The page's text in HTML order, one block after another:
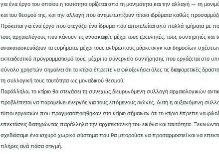
για ένα έργο του οποίου η ταυτότητα ορίζεται από τη μονιμότητα και την αλλαγή — τη
και του θεσμού της, και την αλλαγή που αντιμετωπίζουν τέτοια ιδρύματα καθώς
Πρόκειται για ένα έργο που στεγάζει ένα ίδρυμα που αποτελείται από πολλά τμήματα με
τους αρχαιολόγους που κάνουν τις ανασκαφές μέχρι τους ερευνητές, τους συντηρητές και
ανακατασκευάζουν τα ευρήματα, μέχρι τους ανθρώπους μάρκετινγκ και δημοσίων
εκπαιδευτικό προγραμματισμό τους, μέχρι το συνεργείο συντήρησης που εργάζεται στο
σύνολο χρηστών σημαίνει ότι το κτίριο έπρεπε να φιλοξενήσει όλες τις διαφορετικές
τη συλλογική τους ταυτότητα ως μοναδικού θεσμού.
Παράλληλα, το κτίριο θα στεγάσει τη συνεχώς διευρυνόμενη συλλογή αρχαιολογικών
προβλέπεται να παραμείνει ενεργός για τους επόμενους αιώνες. Αυτή η αυξανόμενη
τύποι εργασιών που πραγματοποιήθηκαν στο κτίριο σήμαιναν ότι το κτίριο έπρεπε να
επεκτάσεις διατηρώντας παράλληλα την αρχιτεκτονική του εικόνα και ταυτότητα.
σχεδιάσαμε ένα ισχυρό χωρικό σύστημα που θα μπορούσε να προσαρμοστεί και να
πλήρες ανά πάσα στιγμή.